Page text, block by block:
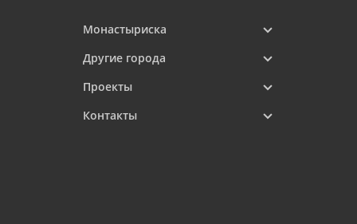
Монастыриска
Другие города
Проекты
Контакты